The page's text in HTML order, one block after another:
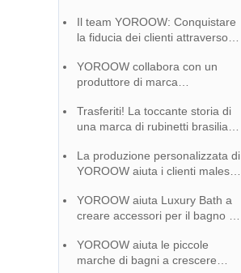
Il team YOROOW: Conquistare
la fiducia dei clienti attraverso la
YOROOW collabora con un
produttore di marca
mercato, ricevendo grandi
apprezzamenti.
Trasferiti! La toccante storia di
una marca di rubinetti brasiliana
crescono insieme
La produzione personalizzata di
YOROOW aiuta i clienti malesi a
marchio
YOROOW aiuta Luxury Bath a
creare accessori per il bagno di
qualità conquista il mercato
YOROOW aiuta le piccole
marche di bagni a crescere